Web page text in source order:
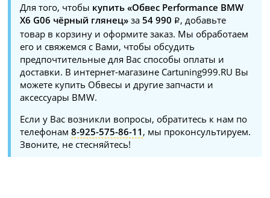
Для того, чтобы купить «Обвес Performance BMW
X6 G06 чёрный глянец» за54 990
, добавьте
товар в корзину и оформите заказ. Мы обработаем
его и свяжемся с Вами, чтобы обсудить
предпочтительные для Вас способы оплаты и
доставки. В интернет-магазине Cartuning999.RU Вы
можете купить Обвесы и другие запчасти и
аксессуары BMW.
Если у Вас возникли вопросы, обратитесь к нам по
телефонам8-925-575-86-11 , мы проконсультируем.
Звоните, не стесняйтесь!